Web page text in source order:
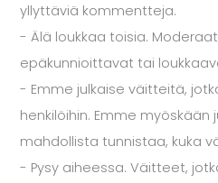
yllyttäviä kommentteja.
- Älä loukkaa toisia.
epäkunnioittavat tai
- Emme julkaise väitteitä,
henkilöihin. Emme
mahdollista tunnistaa, kuka
- Pysy aiheessa. Väitteet,